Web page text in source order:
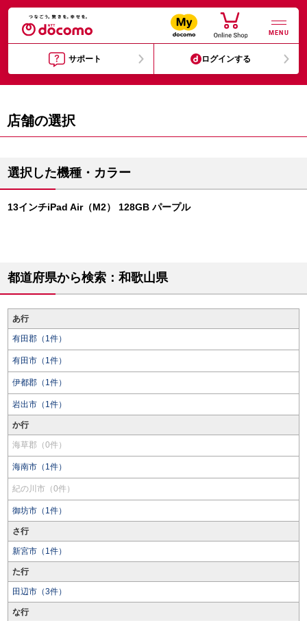
MENU
サポート ログインする
店舗の選択
選択した機種・カラー
13インチiPad Air（M2） 128GB パープル
都道府県から検索：和歌山県
あ行
有田郡（1件）
有田市（1件）
伊都郡（1件）
岩出市（1件）
か行
海草郡（0件）
海南市（1件）
紀の川市（0件）
御坊市（1件）
さ行
新宮市（1件）
た行
田辺市（3件）
な行